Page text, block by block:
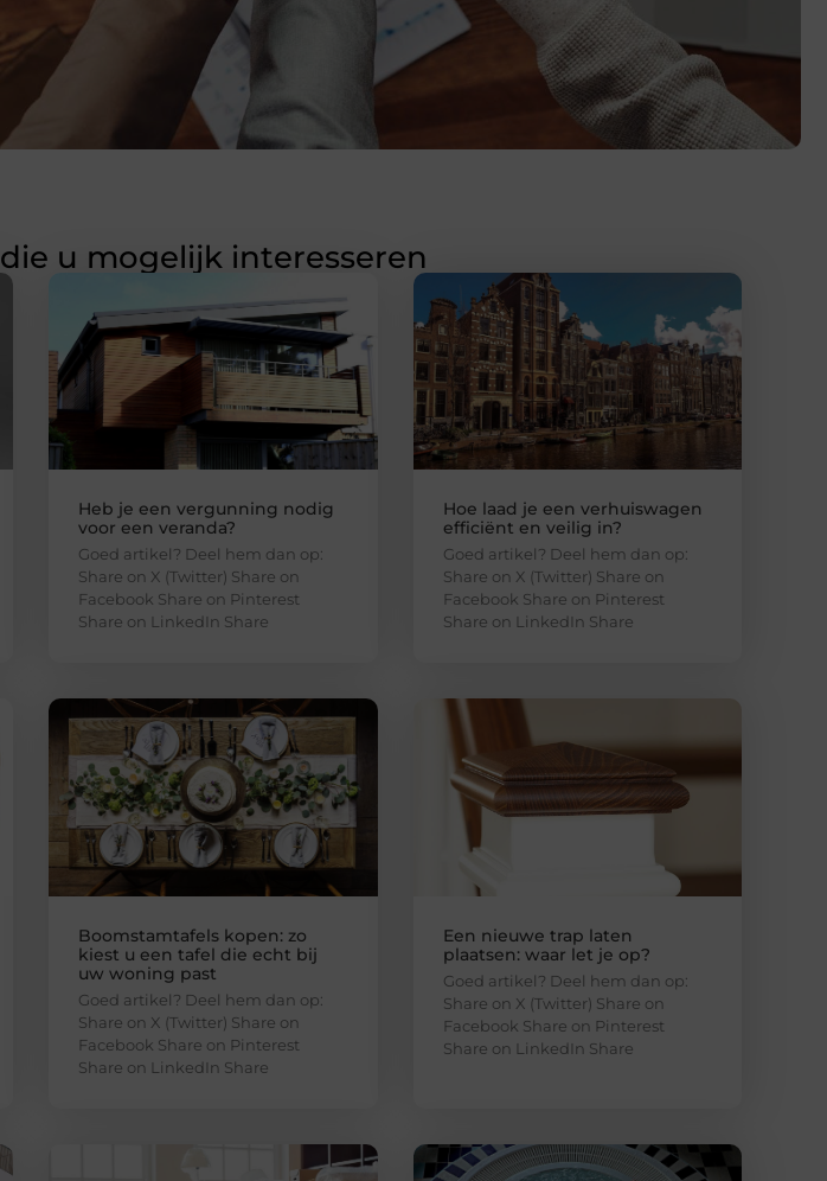
die u mogelijk interesseren
Heb je een vergunning nodig
voor een veranda?
Goed artikel? Deel hem dan op:
Share on X (Twitter) Share on
Facebook Share on Pinterest
Share on LinkedIn Share
Hoe laad je een verhuiswagen
efficiënt en veilig in?
Goed artikel? Deel hem dan op:
Share on X (Twitter) Share on
Facebook Share on Pinterest
Share on LinkedIn Share
Boomstamtafels kopen: zo
kiest u een tafel die echt bij
uw woning past
Goed artikel? Deel hem dan op:
Share on X (Twitter) Share on
Facebook Share on Pinterest
Share on LinkedIn Share
Een nieuwe trap laten
plaatsen: waar let je op?
Goed artikel? Deel hem dan op:
Share on X (Twitter) Share on
Facebook Share on Pinterest
Share on LinkedIn Share